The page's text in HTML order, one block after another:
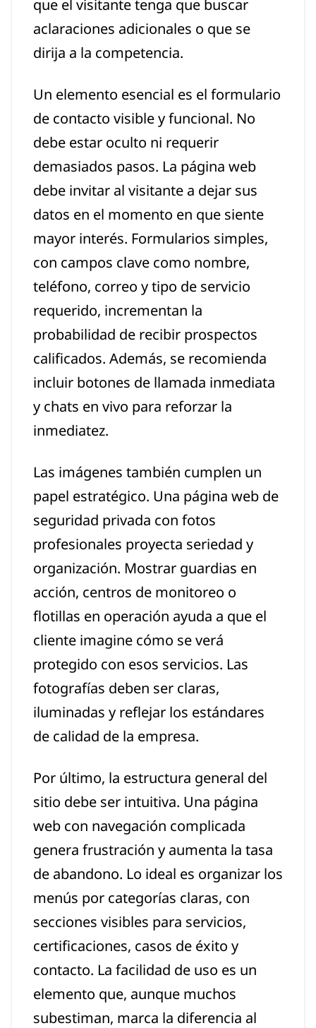
que el visitante tenga que buscar
aclaraciones adicionales o que se
dirija a la competencia.
Un elemento esencial es el formulario
de contacto visible y funcional. No
debe estar oculto ni requerir
demasiados pasos. La página web
debe invitar al visitante a dejar sus
datos en el momento en que siente
mayor interés. Formularios simples,
con campos clave como nombre,
teléfono, correo y tipo de servicio
requerido, incrementan la
probabilidad de recibir prospectos
calificados. Además, se recomienda
incluir botones de llamada inmediata
y chats en vivo para reforzar la
inmediatez.
Las imágenes también cumplen un
papel estratégico. Una página web de
seguridad privada con fotos
profesionales proyecta seriedad y
organización. Mostrar guardias en
acción, centros de monitoreo o
flotillas en operación ayuda a que el
cliente imagine cómo se verá
protegido con esos servicios. Las
fotografías deben ser claras,
iluminadas y reflejar los estándares
de calidad de la empresa.
Por último, la estructura general del
sitio debe ser intuitiva. Una página
web con navegación complicada
genera frustración y aumenta la tasa
de abandono. Lo ideal es organizar los
menús por categorías claras, con
secciones visibles para servicios,
certificaciones, casos de éxito y
contacto. La facilidad de uso es un
elemento que, aunque muchos
subestiman, marca la diferencia al